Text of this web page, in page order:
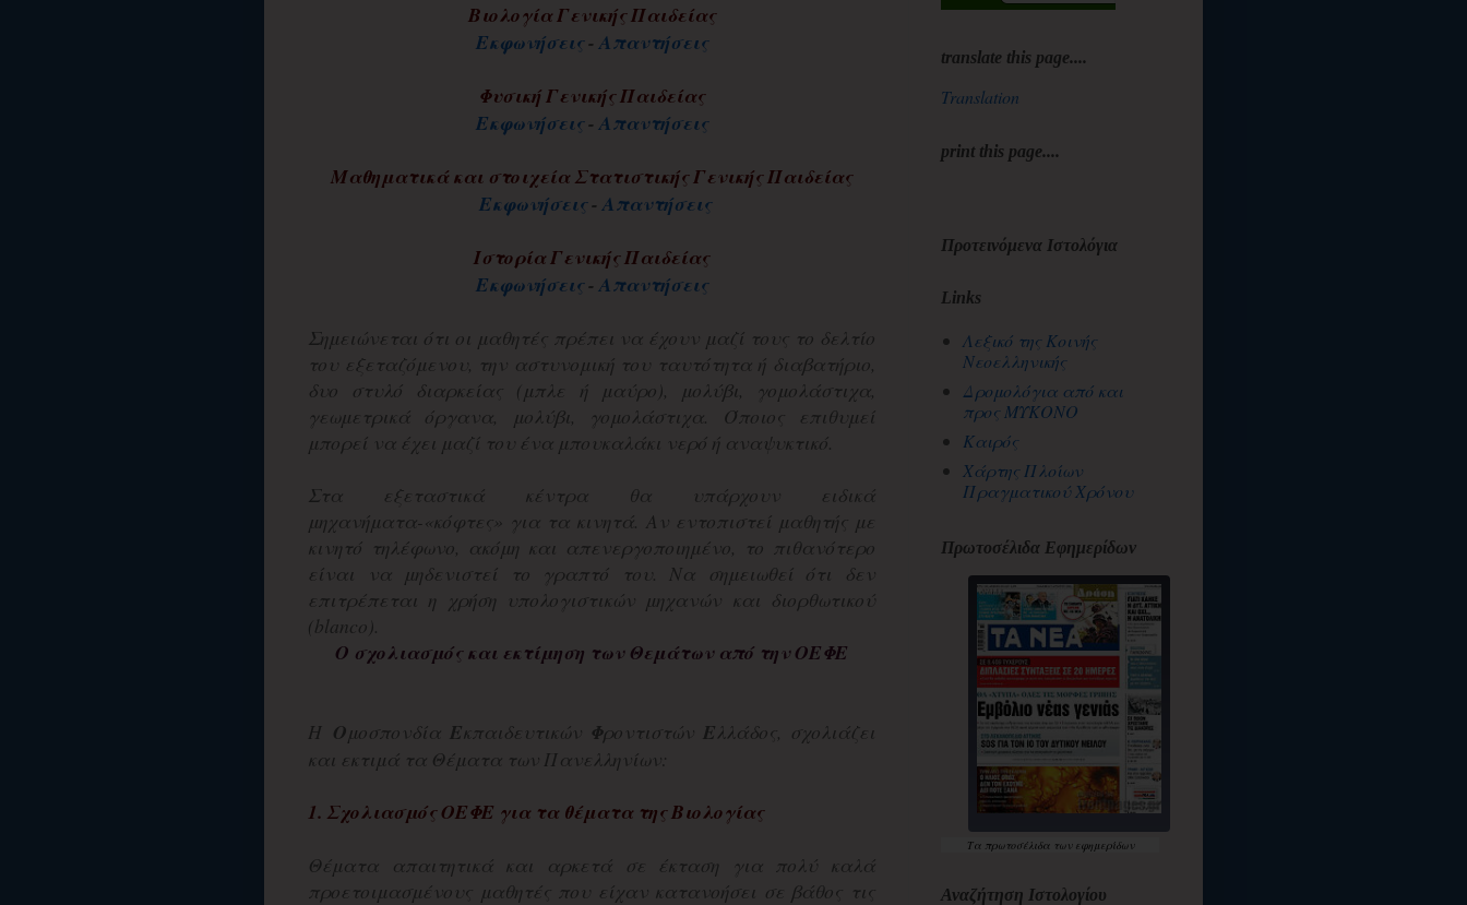
Βιολογία Γενικής Παιδείας
Εκφωνήσεις-Απαντήσεις
Φυσική Γενικής Παιδείας
Εκφωνήσεις-Απαντήσεις
Μαθηματικά και στοιχεία Στατιστικής Γενικής Παιδείας
Εκφωνήσεις-Απαντήσεις
Ιστορία Γενικής Παιδείας
Εκφωνήσεις-Απαντήσεις
Σημειώνεται ότι οι μαθητές πρέπει να έχουν μαζί τους το δελτίο
του εξεταζόμενου, την αστυνομική του ταυτότητα ή διαβατήριο,
δυο στυλό διαρκείας (μπλε ή μαύρο), μολύβι, γομολάστιχα,
γεωμετρικά όργανα, μολύβι, γομολάστιχα. Όποιος επιθυμεί
μπορεί να έχει μαζί του ένα μπουκαλάκι νερό ή αναψυκτικό.
Στα εξεταστικά κέντρα θα υπάρχουν ειδικά
μηχανήματα-«κόφτες» για τα κινητά. Αν εντοπιστεί μαθητής με
κινητό τηλέφωνο, ακόμη και απενεργοποιημένο, το πιθανότερο
είναι να μηδενιστεί το γραπτό του. Να σημειωθεί ότι δεν
επιτρέπεται η χρήση υπολογιστικών μηχανών και διορθωτικού
(blanco).
Ο σχολιασμός και εκτίμηση των Θεμάτων από την ΟΕΦΕ
Η Ομοσπονδία Εκπαιδευτικών ΦροντιστώνΕλλάδος, σχολιάζει
και εκτιμά τα Θέματα των Πανελληνίων:
1. ΣχολιασμόςΟΕΦΕ για τα θέματα της Βιολογίας
Θέματα απαιτητικά και αρκετά σε έκταση για πολύ καλά
προετοιμασμένους μαθητές που είχαν κατανοήσει σε βάθος τις
translate this page....
Translation
print this page....
Προτεινόμενα Ιστολόγια
Links
Λεξικό της Κοινής
Νεοελληνικής
Δρομολόγια από και
προς ΜΥΚΟΝΟ
Καιρός
Χάρτης Πλοίων
Πραγματικού Χρόνου
Πρωτοσέλιδα Εφημερίδων
Τα πρωτοσέλιδατων εφημερίδων
Αναζήτηση Ιστολογίου